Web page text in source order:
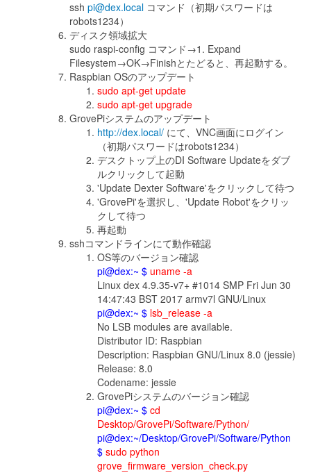
ssh pi@dex.local コマンド（初期パスワードは
robots1234）
ディスク領域拡大
sudo raspi-config コマンド→1. Expand
Filesystem→OK→Finishとたどると、再起動する。
Raspbian OSのアップデート
sudo apt-get update
sudo apt-get upgrade
GrovePiシステムのアップデート
http://dex.local/ にて、VNC画面にログイン
（初期パスワードはrobots1234）
デスクトップ上のDI Software Updateをダブ
ルクリックして起動
'Update Dexter Software'をクリックして待つ
'GrovePi'を選択し、'Update Robot'をクリッ
クして待つ
再起動
sshコマンドラインにて動作確認
OS等のバージョン確認
pi@dex:~ $ uname -a
Linux dex 4.9.35-v7+ #1014 SMP Fri Jun 30
14:47:43 BST 2017 armv7l GNU/Linux
pi@dex:~ $ lsb_release -a
No LSB modules are available.
Distributor ID: Raspbian
Description: Raspbian GNU/Linux 8.0 (jessie)
Release: 8.0
Codename: jessie
GrovePiシステムのバージョン確認
pi@dex:~ $ cd
Desktop/GrovePi/Software/Python/
pi@dex:~/Desktop/GrovePi/Software/Python
$ sudo python
grove_firmware_version_check.py